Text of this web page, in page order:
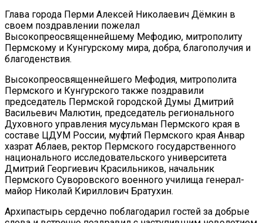
Глава города Перми Алексей Николаевич Дёмкин в
своем поздравлении пожелал
Высокопреосвященнейшему Мефодию, митрополиту
Пермскому и Кунгурскому мира, добра, благополучия и
благоденствия.
Высокопреосвященнейшего Мефодия, митрополита
Пермского и Кунгурского также поздравили
председатель Пермской городской Думы Дмитрий
Васильевич Малютин, председатель регионального
Духовного управления мусульман Пермского края в
составе ЦДУМ России, муфтий Пермского края Анвар
хазрат Аблаев, ректор Пермского государственного
национального исследовательского университета
Дмитрий Георгиевич Красильников, начальник
Пермского Суворовского военного училища генерал-
майор Николай Кириллович Братухин.
Архипастырь сердечно поблагодарил гостей за добрые